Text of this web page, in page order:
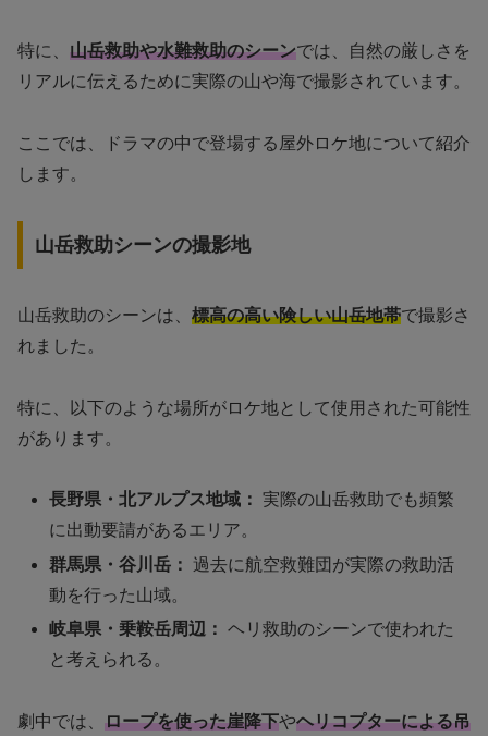
特に、 山岳救助や水難救助のシーンでは、自然の厳しさを
リアルに伝えるために実際の山や海で撮影されています。
ここでは、ドラマの中で登場する屋外ロケ地について紹介
します。
山岳救助シーンの撮影地
山岳救助のシーンは、 標高の高い険しい山岳地帯で撮影さ
れました。
特に、以下のような場所がロケ地として使用された可能性
があります。
長野県・北アルプス地域： 実際の山岳救助でも頻繁
に出動要請があるエリア。
群馬県・谷川岳：
過去に航空救難団が実際の救助活
動を行った山域。
岐阜県・乗鞍岳周辺： ヘリ救助のシーンで使われた
と考えられる。
劇中では、 ロープを使った崖降下やヘリコプターによる吊